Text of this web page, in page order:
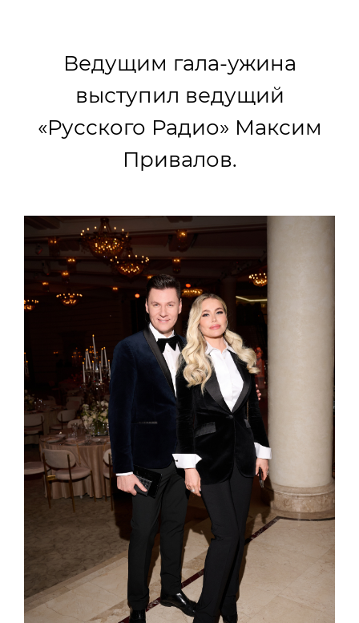
Ведущим гала-ужина
выступил ведущий
«Русского Радио» Максим
Привалов.